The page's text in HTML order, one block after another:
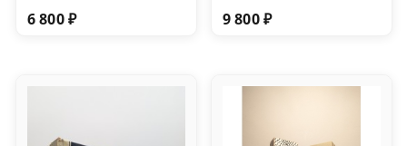
6 800 ₽ 9 800 ₽